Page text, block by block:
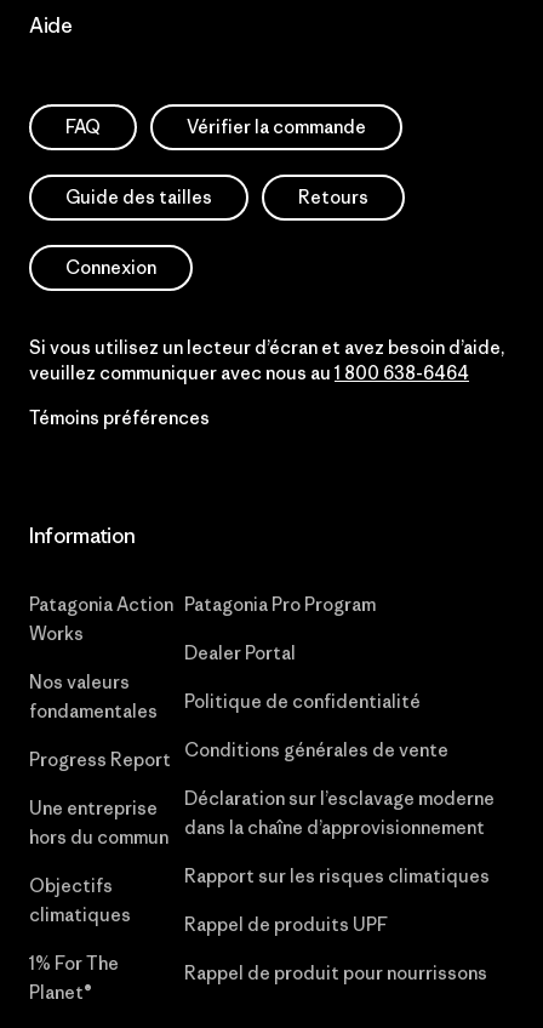
Aide
FAQ Vérifier la commande
Guide des tailles Retours
Connexion
Si vous utilisez un lecteur d’écran et avez besoin d’aide,
veuillez communiquer avec nous au 1 800 638-6464
Témoins préférences
Information
Patagonia Action
Works
Nos valeurs
fondamentales
Progress Report
Une entreprise
hors du commun
Objectifs
climatiques
1% For The
Planet®
Patagonia Pro Program
Dealer Portal
Politique de confidentialité
Conditions générales de vente
Déclaration sur l’esclavage moderne
dans la chaîne d’approvisionnement
Rapport sur les risques climatiques
Rappel de produits UPF
Rappel de produit pour nourrissons